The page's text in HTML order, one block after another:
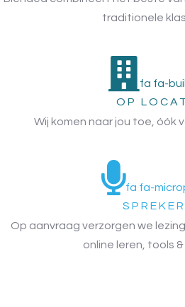
traditionele
fa fa-
OP
Wij komen naar jou toe, óók
fa fa-
Op aanvraag verzorgen we
online leren, tools